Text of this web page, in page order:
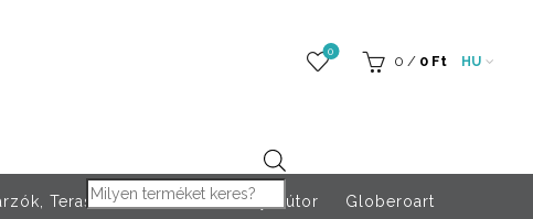
Products search
0
0 / 0 Ft HU
Teraszfűtés Rendezvény bútor Globeroart